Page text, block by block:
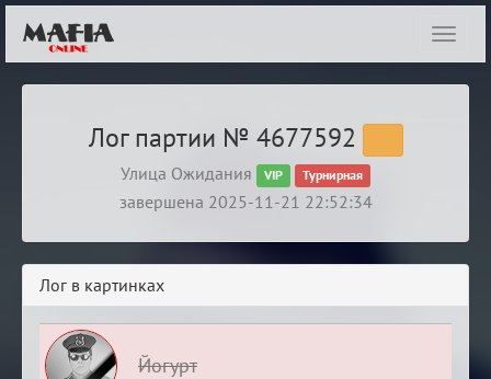
Лог партии № 4677592
Улица Ожидания VIP Турнирная
завершена 2025-11-21 22:52:34
Лог в картинках
Йогурт